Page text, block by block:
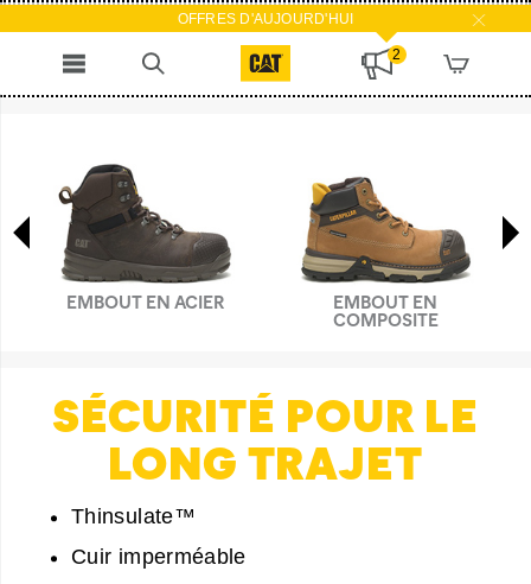
OFFRES D'AUJOURD'HUI
2
EMBOUT EN ACIER EMBOUT EN
COMPOSITE
SÉCURITÉ POUR LE
LONG TRAJET
Thinsulate™
Cuir imperméable